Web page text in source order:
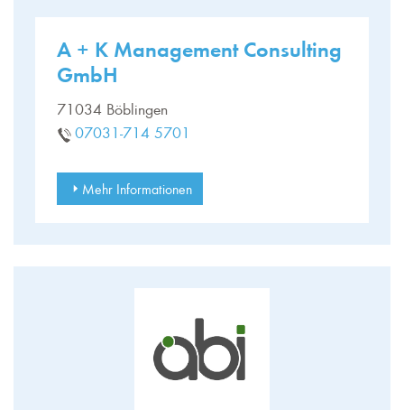
A + K Management Consulting
GmbH
Mehr Informationen
71034 Böblingen
07031-714 5701